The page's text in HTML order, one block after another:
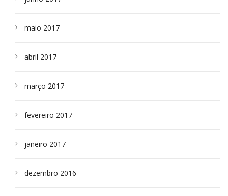
maio 2017
abril 2017
março 2017
fevereiro 2017
janeiro 2017
dezembro 2016